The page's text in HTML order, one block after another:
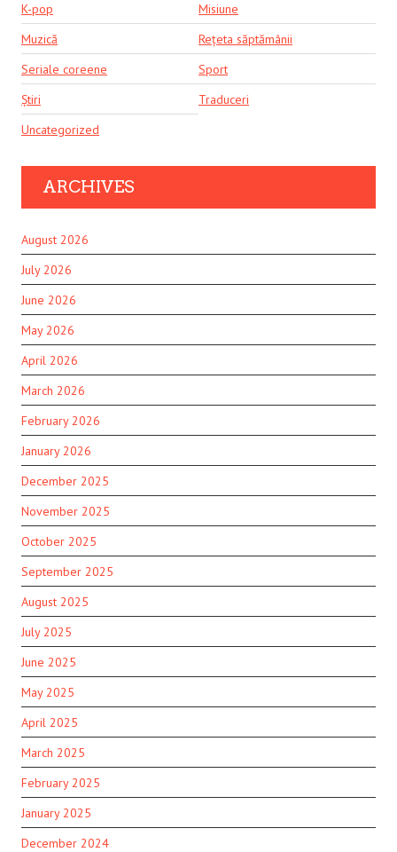
K-pop
Misiune
Muzică
Rețeta săptămânii
Seriale coreene
Sport
Știri
Traduceri
Uncategorized
ARCHIVES
August 2026
July 2026
June 2026
May 2026
April 2026
March 2026
February 2026
January 2026
December 2025
November 2025
October 2025
September 2025
August 2025
July 2025
June 2025
May 2025
April 2025
March 2025
February 2025
January 2025
December 2024